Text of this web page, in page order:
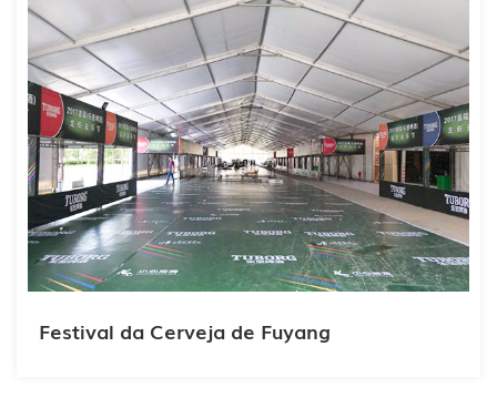
Festival da Cerveja de Fuyang